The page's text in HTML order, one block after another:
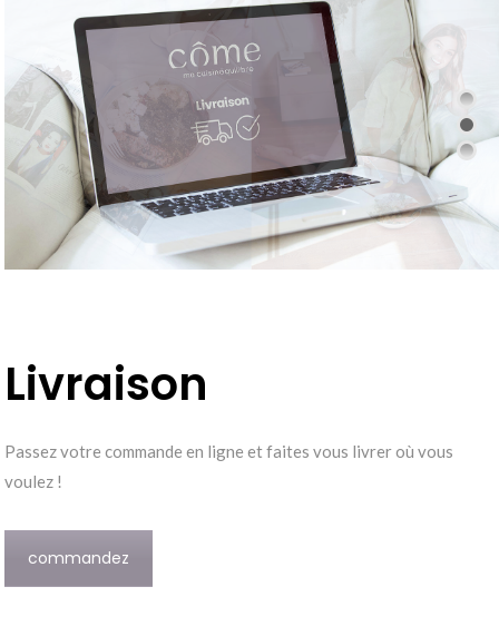
Livraison
Passez votre commande en ligne et faites vous livrer où vous
voulez !
commandez